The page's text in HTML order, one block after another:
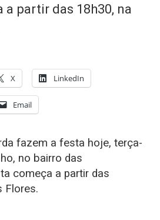
a partir das 18h30, na
X LinkedIn
Email
fazem a festa hoje, terça-
no bairro das
começa a partir das
Flores.